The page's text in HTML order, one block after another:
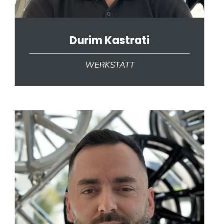
Durim Kastrati
WERKSTATT